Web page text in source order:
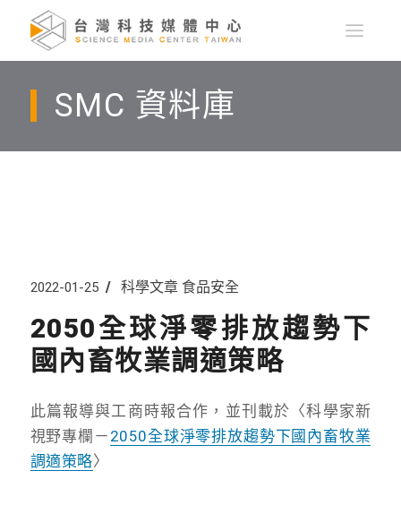
SMC 資料庫
2022-01-25 科學文章 食品安全
2050全球淨零排放趨勢下
國內畜牧業調適策略
此篇報導與工商時報合作，並刊載於〈科學家新
視野專欄－ 2050全球淨零排放趨勢下國內畜牧業
調適策略〉